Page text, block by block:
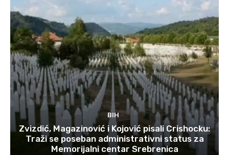
BIH
Zvizdić, Magazinović i Kojović pisali Crishocku:
Traži se poseban administrativni status za
Memorijalni centar Srebrenica